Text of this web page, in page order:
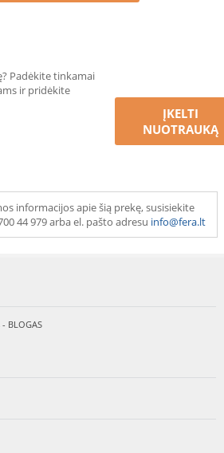
Padėkite tinkamai
ir pridėkite
ĮKELTI
NUOTRAUKĄ
informacijos apie šią prekę, susisiekite
44 979 arba el. pašto adresu info@fera.lt
BLOGAS